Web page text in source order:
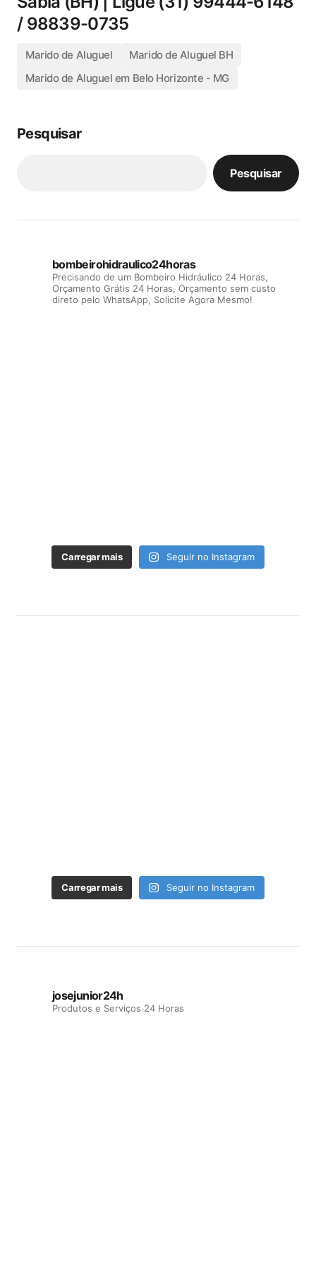
/ 98839-0735
Marido de Aluguel
Marido de Aluguel BH
Marido de Aluguel em Belo Horizonte - MG
Pesquisar
Pesquisar
bombeirohidraulico24horas
Precisando de um Bombeiro Hidráulico 24 Horas,
Orçamento Grátis 24 Horas, Orçamento sem custo
direto pelo WhatsApp, Solicite Agora Mesmo!
Carregar mais Seguir no Instagram
Carregar mais Seguir no Instagram
josejunior24h
Produtos e Serviços 24 Horas